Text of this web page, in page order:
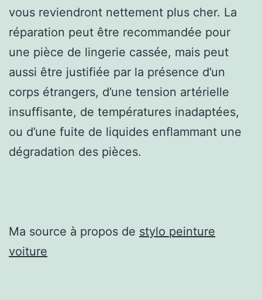
vous reviendront nettement plus cher. La
réparation peut être recommandée pour
une pièce de lingerie cassée, mais peut
aussi être justifiée par la présence d’un
corps étrangers, d’une tension artérielle
insuffisante, de températures inadaptées,
ou d’une fuite de liquides enflammant une
dégradation des pièces.
Ma source à propos de stylo peinture
voiture